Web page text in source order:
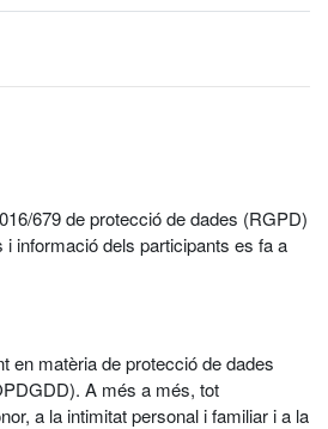
679 de protecció de dades (RGPD)
informació dels participants es fa a
en matèria de protecció de dades
A més a més, tot
a la intimitat personal i familiar i a la